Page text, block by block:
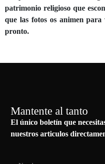
patrimonio religioso que
que las fotos os animen para
pronto.
Mantente al tanto
El único boletín que
nuestros articulos